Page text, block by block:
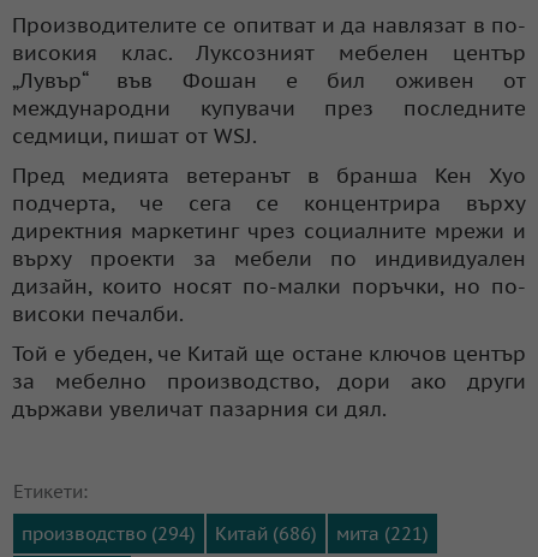
Производителите се опитват и да навлязат в по-
високия клас. Луксозният мебелен център
„Лувър“ във Фошан е бил оживен от
международни купувачи през последните
седмици, пишат от WSJ.
Пред медията ветеранът в бранша Кен Хуо
подчерта, че сега се концентрира върху
директния маркетинг чрез социалните мрежи и
върху проекти за мебели по индивидуален
дизайн, които носят по-малки поръчки, но по-
високи печалби.
Той е убеден, че Китай ще остане ключов център
за мебелно производство, дори ако други
държави увеличат пазарния си дял.
Етикети:
производство (294)
Китай (686)
мита (221)